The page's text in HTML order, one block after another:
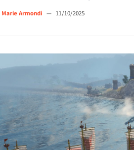
Marie Armondi — 11/10/2025